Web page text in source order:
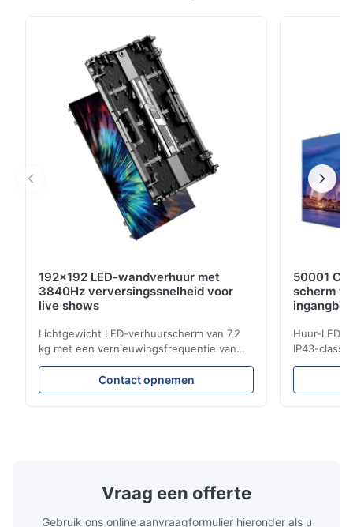
Hz hoge verversingssnelheid, IP43-bescherming,
perfect passende vliesgevels en winkelglas
192x192 LED-wandverhuur met
3840Hz verversingssnelheid voor
live shows
Lichtgewicht LED-verhuurscherm van 7,2
kg met een vernieuwingsfrequentie van
3840 Hz, een helderheid van 700 cd/m² en
een resolutie van 192 x 192. Ideaal voor
live-evenementen met eenvoudige
Contact opnemen
50001
scherm
Huur-LED-
IP43-
helderheid,
Vraag een offerte
Gebruik ons online aanvraagformulier hieronder als u